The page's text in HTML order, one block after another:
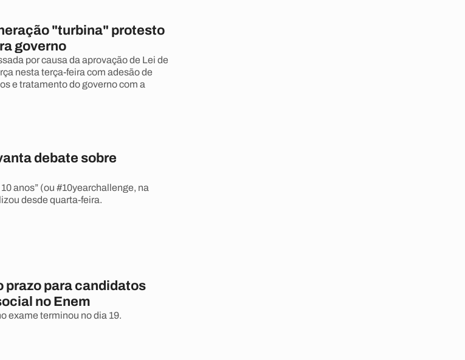
"turbina" protesto
governo
por causa da aprovação de Lei de
nesta terça-feira com adesão de
e tratamento do governo com a
debate sobre
anos” (ou #10yearchallenge, na
desde quarta-feira.
prazo para candidatos
no Enem
exame terminou no dia 19.